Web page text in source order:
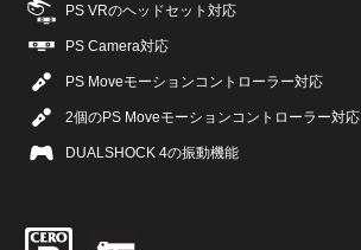
PS VRのヘッドセット対応
PS Camera対応
PS Moveモーションコントローラー対応
2個のPS Moveモーションコントローラー対応
DUALSHOCK 4の振動機能